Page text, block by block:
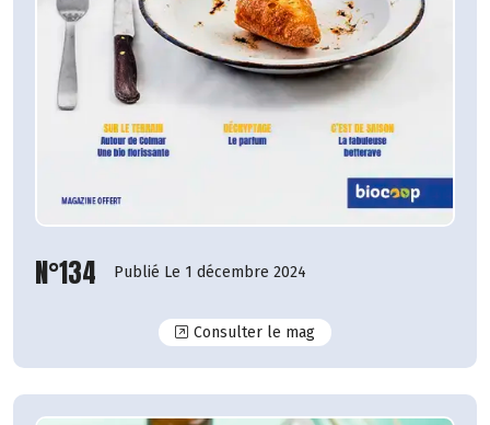
N°134 Publié Le 1 décembre 2024
Consulter le magN°134